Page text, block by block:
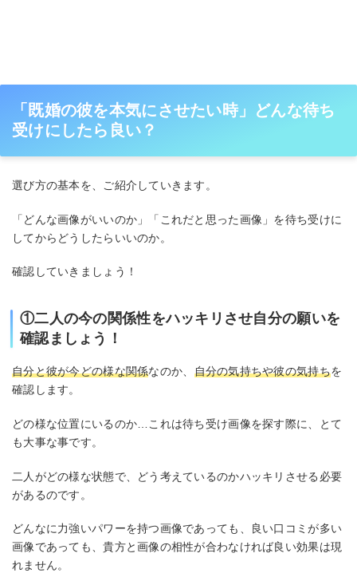
「既婚の彼を本気にさせたい時」どんな待ち
受けにしたら良い？
選び方の基本を、ご紹介していきます。
「どんな画像がいいのか」「これだと思った画像」を待ち受けに
してからどうしたらいいのか。
確認していきましょう！
①二人の今の関係性をハッキリさせ自分の願いを
確認ましょう！
自分と彼が今どの様な関係なのか、 自分の気持ちや彼の気持ちを
確認します。
どの様な位置にいるのか…これは待ち受け画像を探す際に、とて
も大事な事です。
二人がどの様な状態で、どう考えているのかハッキリさせる必要
があるのです。
どんなに力強いパワーを持つ画像であっても、良い口コミが多い
画像であっても、貴方と画像の相性が合わなければ良い効果は現
れません。